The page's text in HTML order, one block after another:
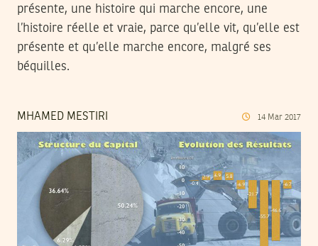
présente, une histoire qui marche encore, une
l’histoire réelle et vraie, parce qu’elle vit, qu’elle est
présente et qu’elle marche encore, malgré ses
béquilles.
MHAMED MESTIRI 14 Mar 2017